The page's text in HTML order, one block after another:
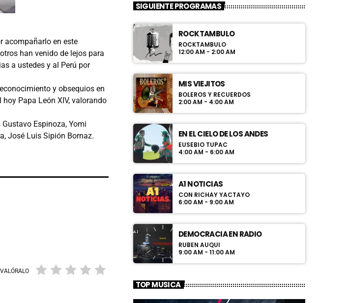
acompañarlo en este
han venido de lejos para
a ustedes y al Perú por
y obsequios en
Papa León XIV, valorando
Espinoza, Yomi
José Luis Sipión Bornaz.
VALÓRALO
SIGUIENTE PROGRAMAS
ROCKTAMBULO
ROCKTAMBULO
12:00 AM - 2:00 AM
MIS VIEJITOS
BOLEROS Y RECUERDOS
2:00 AM - 4:00 AM
EN EL CIELO DE LOS ANDES
EUSEBIO TUPAC
4:00 AM - 6:00 AM
A1 NOTICIAS
CON RICHAY YACTAYO
6:00 AM - 9:00 AM
DEMOCRACIA EN RADIO
RUBEN AUQUI
9:00 AM - 11:00 AM
TOP MUSICA